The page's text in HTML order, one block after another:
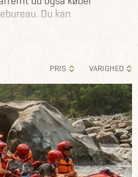
Du kan
din rejse med fly,
PRIS VARIGHED